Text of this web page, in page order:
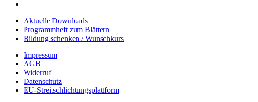
Aktuelle Downloads
Programmheft zum Blättern
Bildung schenken / Wunschkurs
Impressum
AGB
Widerruf
Datenschutz
EU-Streitschlichtungsplattform